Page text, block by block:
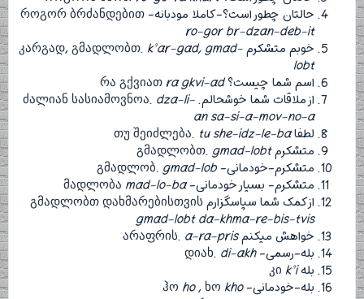
حالتان چطور است؟-کاملا مودبانه- როგორ ბრძანდებით
ro-gor br-dzan-deb-it
خوبم متشکرم კარგად, გმადლობთ.k’ar-gad, gmad-
lobt
اسم شما چیست؟ რა გქვიათra gkvi-ad
از ملاقات شما خوشحالم. ძალიან სასიამოვნოა.dza-li-
an sa-si-a-mov-no-a
لطفا თუ შეიძლება.tu she-idz-le-ba
متشکرم გმადლობთ.gmad-lobt
متشکرم-خودمانی- გმადლობ.gmad-lob
متشکرم- بسیار خودمانی- მადლობაmad-lo-ba
از کمک شما سپاسگزارم გმადლობთ დახმარებისთვის
gmad-lobt da-khma-re-bis-tvis
خواهش میکنم არაფრის.a-ra-pris
بله-رسمی- დიახ.di-akh
بله კიk’i
بله-خودمانی- ჰო
ho, ხო kho